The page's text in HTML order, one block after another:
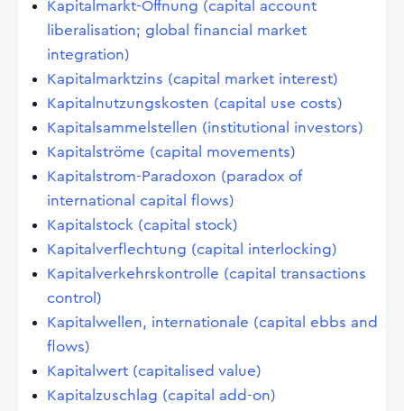
Kapitalmarkt-Öffnung (capital account
liberalisation; global financial market
integration)
Kapitalmarktzins (capital market interest)
Kapitalnutzungskosten (capital use costs)
Kapitalsammelstellen (institutional investors)
Kapitalströme (capital movements)
Kapitalstrom-Paradoxon (paradox of
international capital flows)
Kapitalstock (capital stock)
Kapitalverflechtung (capital interlocking)
Kapitalverkehrskontrolle (capital transactions
control)
Kapitalwellen, internationale (capital ebbs and
flows)
Kapitalwert (capitalised value)
Kapitalzuschlag (capital add-on)